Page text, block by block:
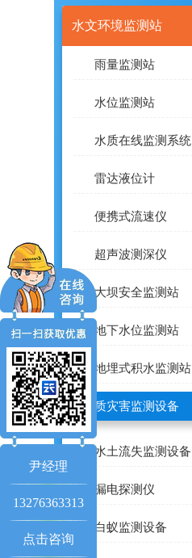
水文环境监测站
雨量监测站
水位监测站
水质在线监测系统
雷达液位计
便携式流速仪
超声波测深仪
大坝安全监测站
地下水位监测站
地埋式积水监测站
地质灾害监测设备
水土流失监测设备
漏电探测仪
白蚁监测设备
尹经理
13276363313
点击咨询